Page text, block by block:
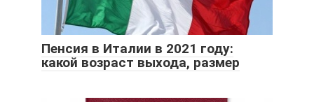
Пенсия в Италии в 2021 году:
какой возраст выхода, размер